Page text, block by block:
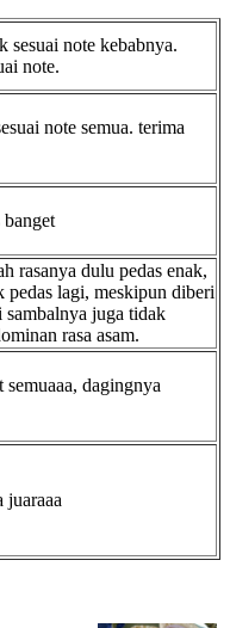
sesuai note kebabnya.
note.
note semua. terima
rasanya dulu pedas enak,
pedas lagi, meskipun diberi
sambalnya juga tidak
rasa asam.
dagingnya
juaraaa